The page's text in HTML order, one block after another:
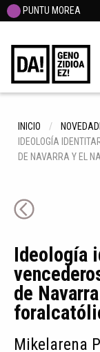
PUNTU MOREA
INICIO
IDEOLOGÍA
DE NAVARRA Y EL
Ideología
de
Mikelarena